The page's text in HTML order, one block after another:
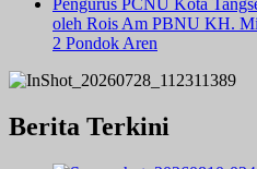
oleh Rois Am PBNU KH.
2 Pondok Aren
Berita Terkini